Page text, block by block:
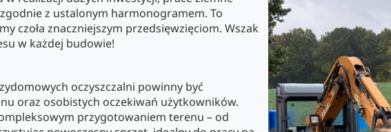
z ustalonym harmonogramem. To
czoła znaczniejszym przedsięwzięciom. Wszak
w każdej budowie!
oczyszczalni powinny być
oraz osobistych oczekiwań użytkowników.
przygotowaniem terenu – od